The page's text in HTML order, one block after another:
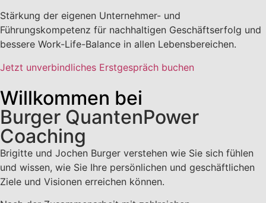
Stärkung der eigenen Unternehmer- und
Führungskompetenz für nachhaltigen Geschäftserfolg und
bessere Work-Life-Balance in allen Lebensbereichen.
Jetzt unverbindliches Erstgespräch buchen
Willkommen bei
Burger QuantenPower
Coaching
Brigitte und Jochen Burger verstehen wie Sie sich fühlen
und wissen, wie Sie Ihre persönlichen und geschäftlichen
Ziele und Visionen erreichen können.